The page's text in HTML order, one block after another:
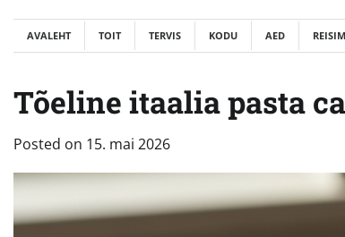
AVALEHT TOIT TERVIS KODU AED
Tõeline itaalia pasta
Posted on 15. mai 2026